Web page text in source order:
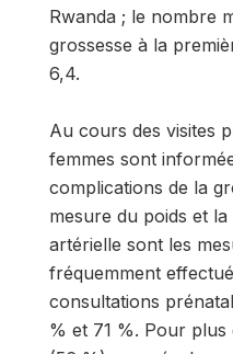
Rwanda ; le nombre
grossesse à la
6,4.
Au cours des visites
femmes sont
complications de la
mesure du poids et
artérielle sont les
fréquemment
consultations
% et 71 %. Pour plus